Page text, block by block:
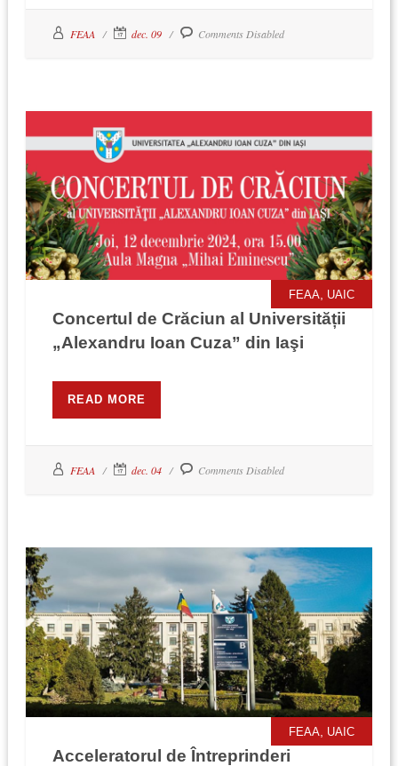
FEAA dec. 09 Comments Disabled
FEAA, UAIC
Concertul de Crăciun al Universității
„Alexandru Ioan Cuza” din Iaşi
READ MORE
FEAA dec. 04 Comments Disabled
FEAA UAIC
Acceleratorul de Întreprinderi